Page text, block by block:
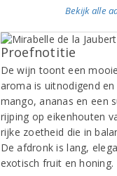
Bekijk alle
Proefnotitie
De wijn toont een
aroma is uitnodigend
mango, ananas en een
rijping op eikenhouten
rijke zoetheid die in
De afdronk is lang,
exotisch fruit en honing.